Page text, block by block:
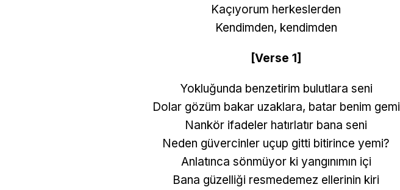
Kaçıyorum herkeslerden
Kendimden, kendimden
[Verse 1]
Yokluğunda benzetirim bulutlara seni
Dolar gözüm bakar uzaklara, batar benim gemi
Nankör ifadeler hatırlatır bana seni
Neden güvercinler uçup gitti bitirince yemi?
Anlatınca sönmüyor ki yangınımın içi
Bana güzelliği resmedemez ellerinin kiri